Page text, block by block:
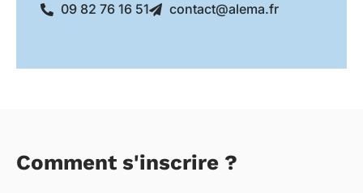
09 82 76 16 51
contact@alema.fr
Comment s'inscrire ?